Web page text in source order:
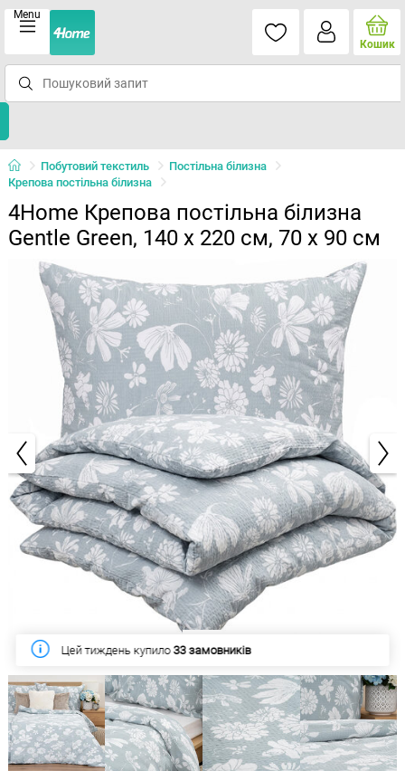
Menu
Кошик
Побутовий текстиль
Постільна білизна
Крепова постільна білизна
4Home Крепова постільна білизна
Gentle Green, 140 x 220 см, 70 x 90 см
Цей тиждень купило33 замовників